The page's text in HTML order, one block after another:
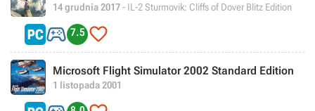
14 grudnia 2017- IL-2 Sturmovik: Cliffs of Dover Blitz Edition
 7.5 
Microsoft Flight Simulator 2002 Standard Edition
1 listopada 2001